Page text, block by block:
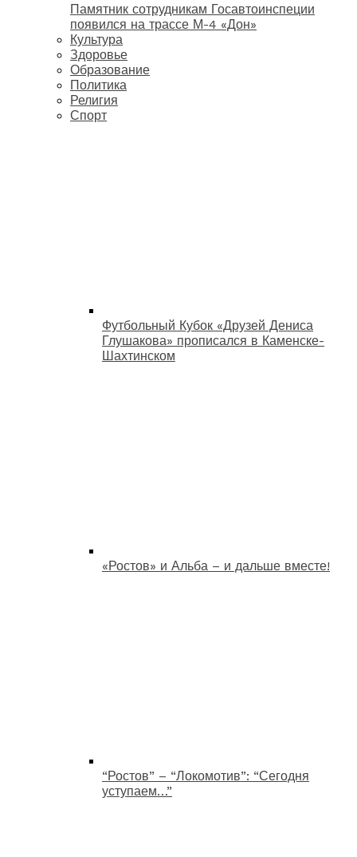
Памятник сотрудникам Госавтоинспеции
появился на трассе М-4 «Дон»
Культура
Здоровье
Образование
Политика
Религия
Спорт
Футбольный Кубок «Друзей Дениса
Глушакова» прописался в Каменске-
Шахтинском
«Ростов» и Альба – и дальше вместе!
“Ростов” – “Локомотив”: “Сегодня
уступаем…”